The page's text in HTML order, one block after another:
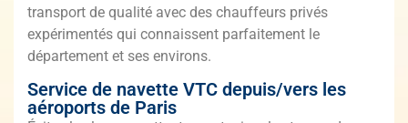
transport de qualité avec des chauffeurs privés
expérimentés qui connaissent parfaitement le
département et ses environs.
Service de navette VTC depuis/vers les
aéroports de Paris